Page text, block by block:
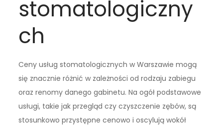
stomatologiczny
ch
Ceny usług stomatologicznych w Warszawie mogą
się znacznie różnić w zależności od rodzaju zabiegu
oraz renomy danego gabinetu. Na ogół podstawowe
usługi, takie jak przegląd czy czyszczenie zębów, są
stosunkowo przystępne cenowo i oscylują wokół